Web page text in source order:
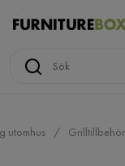
utomhus